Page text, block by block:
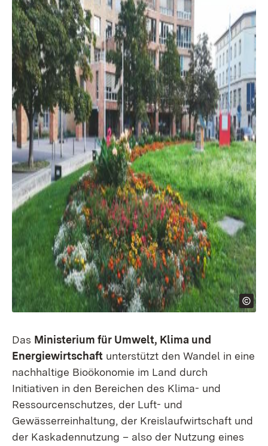
Das Ministerium für Umwelt, Klima und
Energiewirtschaft unterstützt den Wandel in eine
nachhaltige Bioökonomie im Land durch
Initiativen in den Bereichen des Klima- und
Ressourcenschutzes, der Luft- und
Gewässerreinhaltung, der Kreislaufwirtschaft und
der Kaskadennutzung – also der Nutzung eines